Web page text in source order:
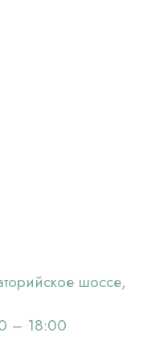
шоссе,
– 18:00